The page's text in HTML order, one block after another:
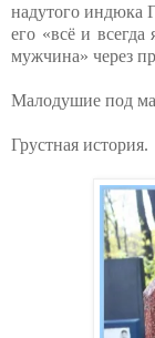
надутого индюка
его «всё и
мужчина» через
Малодушие под
Грустная история.